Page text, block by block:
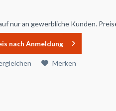
nur an gewerbliche Kunden.
nach Anmeldung
Merken